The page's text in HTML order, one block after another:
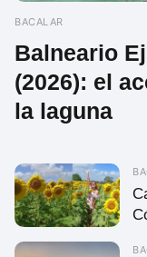
BACALAR
Balneario
(2026): el
la laguna